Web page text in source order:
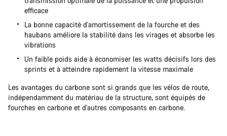
efficace
La bonne capacité d'amortissement de la fourche et des
haubans améliore la stabilité dans les virages et absorbe les
vibrations
Un faible poids aide à économiser les watts décisifs lors des
sprints et à atteindre rapidement la vitesse maximale
Les avantages du carbone sont si grands que les vélos de route,
indépendamment du matériau de la structure, sont équipés de
fourches en carbone et d'autres composants en carbone.